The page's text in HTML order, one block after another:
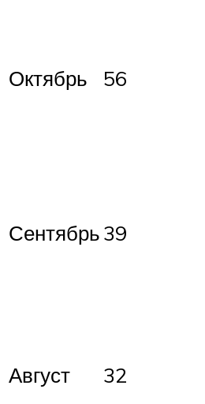
Октябрь 56
Сентябрь39
Август 32